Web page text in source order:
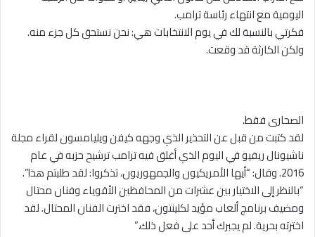
اليومية مع انتهاء رئاسة ترامب.
فكرتي بالنسبة لك في يوم الانتخابات هي: نحن نستحق كل جزء منه.
ولكن الكارثة قد وقعت.
الصحارى فقط.
لقد كتبت من قبل عن التحذير الذي وجهه كيفن ويليامسون لقراء مجلة
ناشيونال ريفيو في اليوم الذي أغلق فيه ترامب ترشيح حزبه في عام
2016. وقال: “أيها الأمريكيون والجمهوريون، تذكروا: لقد طلبتم هذا”.
“بالنظر إلى الاختيار بين عشرات من المحافظين الأقوياء وفنان محتال
ومضيف برنامج ألعاب مؤيد لكلينتون، فقد اخترت الفنان المحتال. لقد
اخترته بحرية. لم يجبرك أحد على فعل ذلك.”